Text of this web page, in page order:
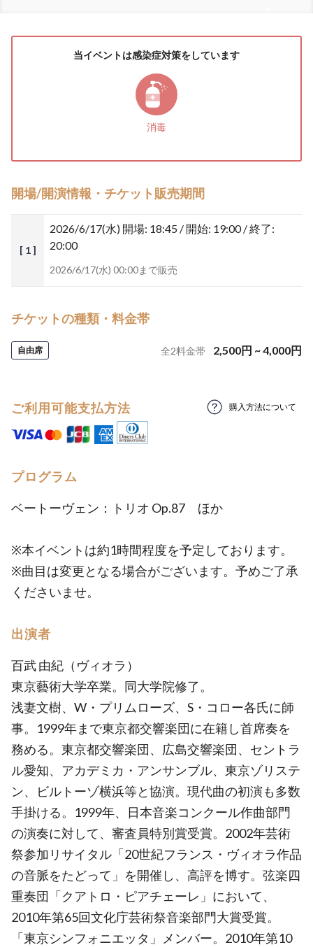
当イベントは感染症対策をしています
消毒
開場/開演情報・チケット販売期間
[ 1 ]
2026/6/17(水) 開場: 18:45 / 開始: 19:00 / 終了:
20:00
2026/6/17(水) 00:00まで販売
チケットの種類・料金帯
自由席 全2料金帯 2,500円 ~4,000円
ご利用可能支払方法 購入方法について
プログラム
ベートーヴェン：トリオ Op.87 ほか
※本イベントは約1時間程度を予定しております。
※曲目は変更となる場合がございます。予めご了承
くださいませ。
出演者
百武 由紀（ヴィオラ）
東京藝術大学卒業。同大学院修了。
浅妻文樹、W・プリムローズ、S・コロー各氏に師
事。1999年まで東京都交響楽団に在籍し首席奏を
務める。東京都交響楽団、広島交響楽団、セントラ
ル愛知、アカデミカ・アンサンブル、東京ゾリステ
ン、ビルトーゾ横浜等と協演。現代曲の初演も多数
手掛ける。1999年、日本音楽コンクール作曲部門
の演奏に対して、審査員特別賞受賞。2002年芸術
祭参加リサイタル「20世紀フランス・ヴィオラ作品
の音脈をたどって」を開催し、高評を博す。弦楽四
重奏団「クアトロ・ピアチェーレ」において、
2010年第65回文化庁芸術祭音楽部門大賞受賞。
「東京シンフォニエッタ」メンバー。2010年第10